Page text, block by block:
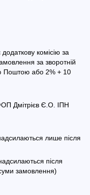
комісію за
за зворотній
Поштою або 2% + 10
Дмітрієв Є.О. ІПН
лише після
після
замовлення)